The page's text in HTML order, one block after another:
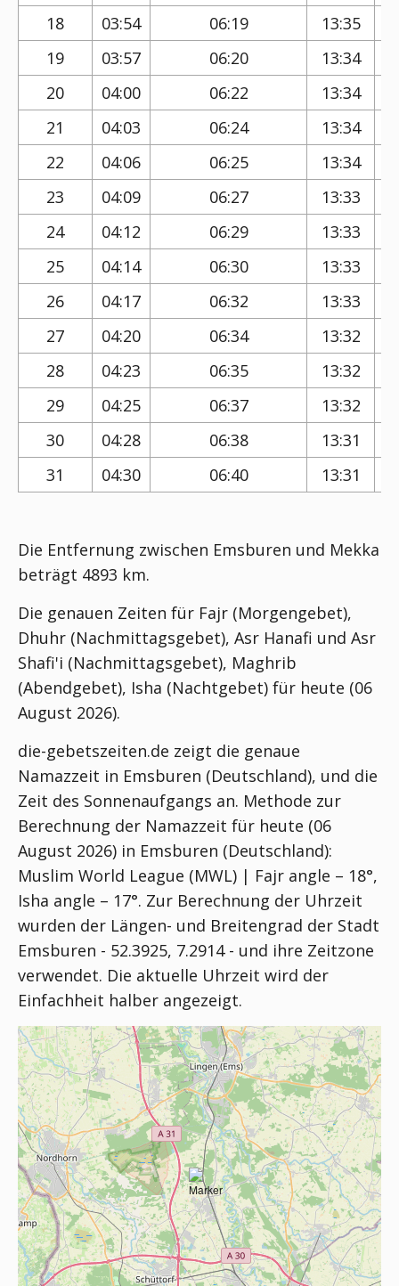
18 03:54 06:19 13:35
19
03:57 06:20 13:34
20
04:00 06:22 13:34
21
04:03 06:24 13:34
22
04:06 06:25 13:34
23
04:09 06:27 13:33
24
04:12 06:29 13:33
25
04:14 06:30 13:33
26
04:17 06:32 13:33
27
04:20 06:34 13:32
28
04:23 06:35 13:32
29
04:25 06:37 13:32
30
04:28 06:38 13:31
31
04:30 06:40 13:31
Die Entfernung zwischen Emsburen und Mekka
beträgt 4893 km.
Die genauen Zeiten für Fajr (Morgengebet),
Dhuhr (Nachmittagsgebet), Asr Hanafi und Asr
Shafi'i (Nachmittagsgebet), Maghrib
(Abendgebet), Isha (Nachtgebet) für heute (06
August 2026).
die-gebetszeiten.de zeigt die genaue
Namazzeit in Emsburen (Deutschland), und die
Zeit des Sonnenaufgangs an. Methode zur
Berechnung der Namazzeit für heute (06
August 2026) in Emsburen (Deutschland):
Muslim World League (MWL) | Fajr angle – 18°,
Isha angle – 17°. Zur Berechnung der Uhrzeit
wurden der Längen- und Breitengrad der Stadt
Emsburen - 52.3925, 7.2914 - und ihre Zeitzone
verwendet. Die aktuelle Uhrzeit wird der
Einfachheit halber angezeigt.